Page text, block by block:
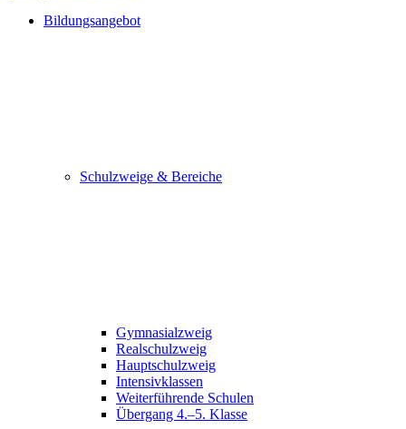
Bildungsangebot
Schulzweige & Bereiche
Gymnasialzweig
Realschulzweig
Hauptschulzweig
Intensivklassen
Weiterführende Schulen
Übergang 4.–5. Klasse